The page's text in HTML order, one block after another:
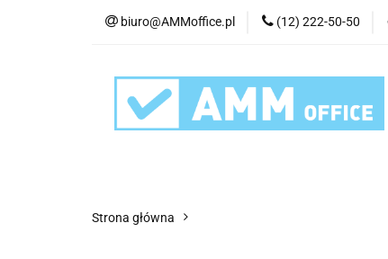
biuro@AMMoffice.pl (12) 222-50-50
Kategorie
Urządzenia i
Strona główna